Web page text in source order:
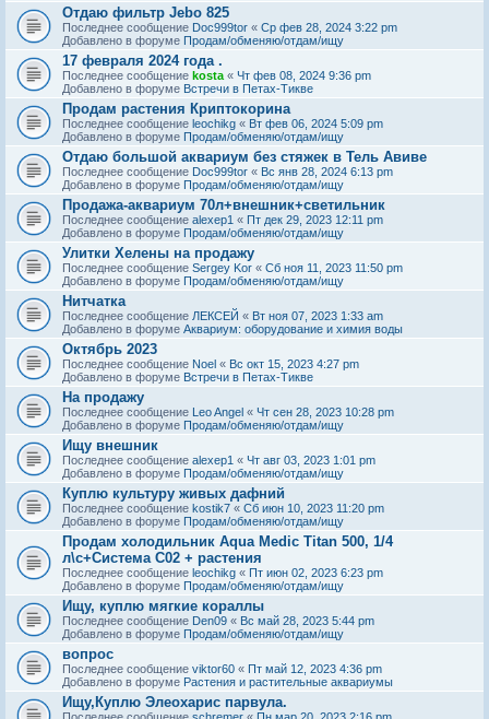
Отдаю фильтр Jebo 825
Последнее сообщение Doc999tor « Ср фев 28, 2024 3:22 pm
Добавлено в форуме Продам/обменяю/отдам/ищу
17 февраля 2024 года .
Последнее сообщение kosta « Чт фев 08, 2024 9:36 pm
Добавлено в форуме Встречи в Петах-Тикве
Продам растения Криптокорина
Последнее сообщение leochikg « Вт фев 06, 2024 5:09 pm
Добавлено в форуме Продам/обменяю/отдам/ищу
Отдаю большой аквариум без стяжек в Тель Авиве
Последнее сообщение Doc999tor « Вс янв 28, 2024 6:13 pm
Добавлено в форуме Продам/обменяю/отдам/ищу
Продажа-аквариум 70л+внешник+светильник
Последнее сообщение alexep1 « Пт дек 29, 2023 12:11 pm
Добавлено в форуме Продам/обменяю/отдам/ищу
Улитки Хелены на продажу
Последнее сообщение Sergey Kor « Сб ноя 11, 2023 11:50 pm
Добавлено в форуме Продам/обменяю/отдам/ищу
Нитчатка
Последнее сообщение ЛЕКСЕЙ « Вт ноя 07, 2023 1:33 am
Добавлено в форуме Аквариум: оборудование и химия воды
Октябрь 2023
Последнее сообщение Noel « Вс окт 15, 2023 4:27 pm
Добавлено в форуме Встречи в Петах-Тикве
На продажу
Последнее сообщение Leo Angel « Чт сен 28, 2023 10:28 pm
Добавлено в форуме Продам/обменяю/отдам/ищу
Ищу внешник
Последнее сообщение alexep1 « Чт авг 03, 2023 1:01 pm
Добавлено в форуме Продам/обменяю/отдам/ищу
Куплю культуру живых дафний
Последнее сообщение kostik7 « Сб июн 10, 2023 11:20 pm
Добавлено в форуме Продам/обменяю/отдам/ищу
Продам холодильник Aqua Medic Titan 500, 1/4
л\с+Система С02 + растения
Последнее сообщение leochikg « Пт июн 02, 2023 6:23 pm
Добавлено в форуме Продам/обменяю/отдам/ищу
Ищу, куплю мягкие кораллы
Последнее сообщение Den09 « Вс май 28, 2023 5:44 pm
Добавлено в форуме Продам/обменяю/отдам/ищу
вопрос
Последнее сообщение viktor60 « Пт май 12, 2023 4:36 pm
Добавлено в форуме Растения и растительные аквариумы
Ищу,Куплю Элеохарис парвула.
Последнее сообщение schremer « Пн мар 20, 2023 2:16 pm